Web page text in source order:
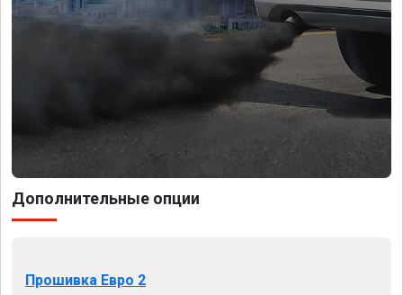
Дополнительные опции
Прошивка Евро 2